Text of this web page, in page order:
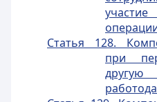
Статья 128.
при
другую